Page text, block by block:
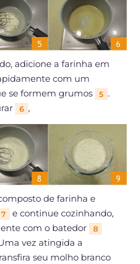
adicione a farinha em
com um
se formem grumos
5 .
6 ,
de farinha e
7
e continue cozinhando,
com o batedor
8
vez atingida a
seu molho branco